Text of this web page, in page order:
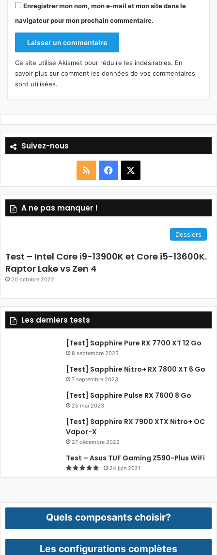
Enregistrer mon nom, mon e-mail et mon site dans le
navigateur pour mon prochain commentaire.
Ce site utilise Akismet pour réduire les indésirables. En
savoir plus sur comment les données de vos commentaires
sont utilisées.
Suivez-nous
S
S
a
k
A ne pas manquer !
Dossiers
Test – Intel Core i9-13900K et Core i5-13600K.
Raptor Lake vs Zen 4
20 octobre 2022
Les derniers tests
[Test] Sapphire Pure RX 7700 XT 12 Go
8 septembre 2023
[Test] Sapphire Nitro+ RX 7800 XT 6 Go
7 septembre 2023
[Test] Sapphire Pulse RX 7600 8 Go
25 mai 2023
[Test] Sapphire RX 7900 XTX Nitro+ OC
Vapor-X
27 décembre 2022
Test – Asus TUF Gaming Z590-Plus WiFi
24 juin 2021
Quels composants choisir?
Les configurations complètes